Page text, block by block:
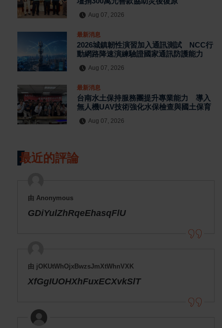
Aug 07, 2026
最新消息
2026城鎮韌性演習加入通訊測試 NCC行
動網路降速演練驗證國家通訊防護能力
Aug 07, 2026
最新消息
台南水土保持服務團提升專業能力 導入
無人機UAV技術強化水保檢查與國土保育
Aug 07, 2026
最近的評論
由 Anonymous
GDiYulZhRqeEhasqFlU
由 jOKUtWhOjxBwzsJmXtWhnVXK
XfGgIUOHXhFuxECXvkSlT